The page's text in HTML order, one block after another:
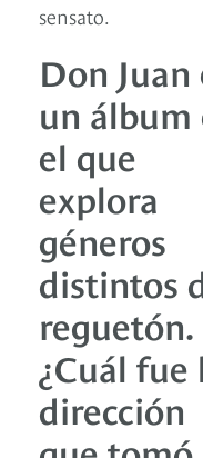
sensato.
Don Juan
un álbum
el que
explora
géneros
distintos
reguetón.
¿Cuál fue
dirección